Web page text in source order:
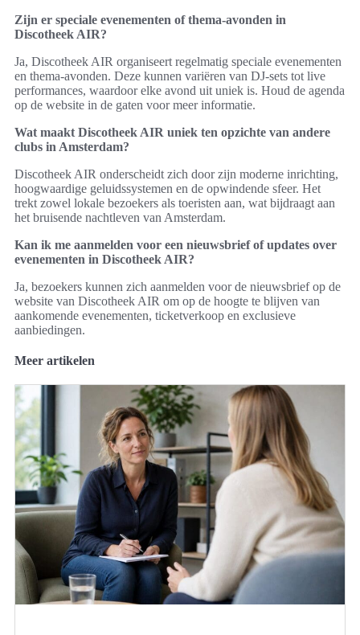
Zijn er speciale evenementen of thema-avonden in
Discotheek AIR?
Ja, Discotheek AIR organiseert regelmatig speciale evenementen
en thema-avonden. Deze kunnen variëren van DJ-sets tot live
performances, waardoor elke avond uit uniek is. Houd de agenda
op de website in de gaten voor meer informatie.
Wat maakt Discotheek AIR uniek ten opzichte van andere
clubs in Amsterdam?
Discotheek AIR onderscheidt zich door zijn moderne inrichting,
hoogwaardige geluidssystemen en de opwindende sfeer. Het
trekt zowel lokale bezoekers als toeristen aan, wat bijdraagt aan
het bruisende nachtleven van Amsterdam.
Kan ik me aanmelden voor een nieuwsbrief of updates over
evenementen in Discotheek AIR?
Ja, bezoekers kunnen zich aanmelden voor de nieuwsbrief op de
website van Discotheek AIR om op de hoogte te blijven van
aankomende evenementen, ticketverkoop en exclusieve
aanbiedingen.
Meer artikelen